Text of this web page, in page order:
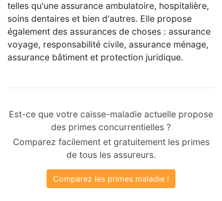
telles qu'une assurance ambulatoire, hospitalière,
soins dentaires et bien d'autres. Elle propose
également des assurances de choses : assurance
voyage, responsabilité civile, assurance ménage,
assurance bâtiment et protection juridique.
Est-ce que votre caisse-maladie actuelle propose
des primes concurrentielles ?
Comparez facilement et gratuitement les primes
de tous les assureurs.
Comparez les primes maladie !